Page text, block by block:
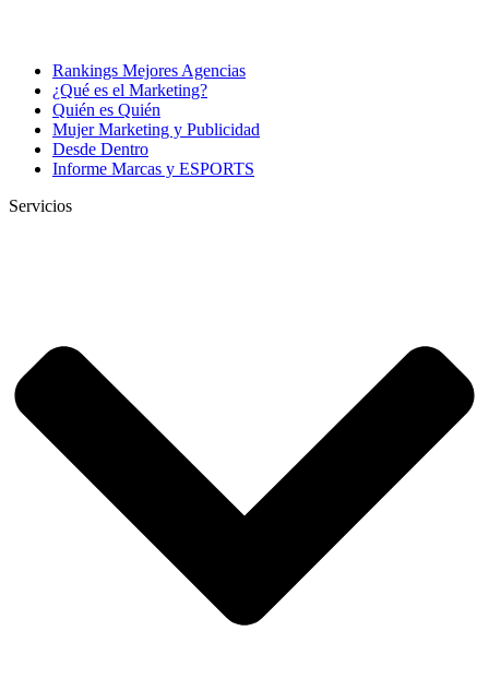
Rankings Mejores Agencias
¿Qué es el Marketing?
Quién es Quién
Mujer Marketing y Publicidad
Desde Dentro
Informe Marcas y ESPORTS
Servicios